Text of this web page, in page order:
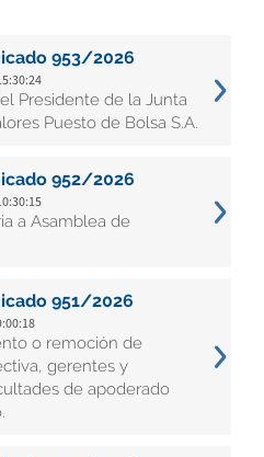
953/2026
Presidente de la Junta
Puesto de Bolsa S.A.
952/2026
a Asamblea de
951/2026
o remoción de
gerentes y
de apoderado